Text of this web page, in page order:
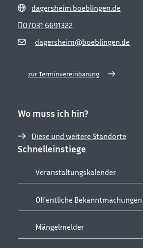
dagersheim.boeblingen.de
dagersheim@boeblingen.de
07031 6691322
zur Terminvereinbarung
Wo muss ich hin?
Diese und weitere Standorte
Schnelleinstiege
Veranstaltungskalender
Öffentliche Bekanntmachungen
Mängelmelder